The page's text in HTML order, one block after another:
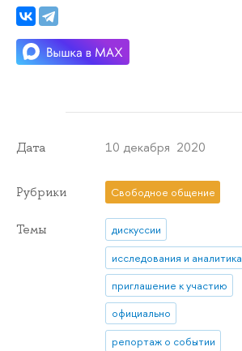
Дата 10 декабря 2020
Рубрики Свободное общение
Темы
дискуссии
исследования и аналитика
приглашение к участию
официально
репортаж о событии